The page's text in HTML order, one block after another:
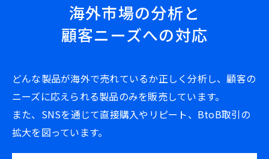
海外市場の分析と
顧客ニーズへの対応
どんな製品が海外で売れているか正しく分析し、顧客の
ニーズに応えられる製品のみを販売しています。
また、SNSを通じて直接購入やリピート、BtoB取引の
拡大を図っています。